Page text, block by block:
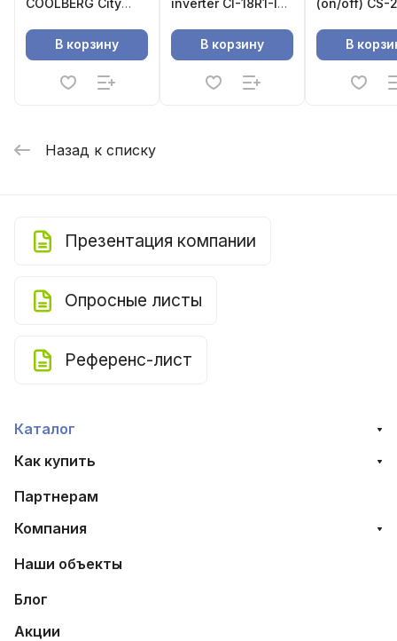
IN/CS-12SH1-OUT
В корзину
В корзину
В
Назад к списку
Презентация компании
Опросные листы
Референс-лист
Каталог
Как купить
Партнерам
Компания
Наши объекты
Блог
Акции